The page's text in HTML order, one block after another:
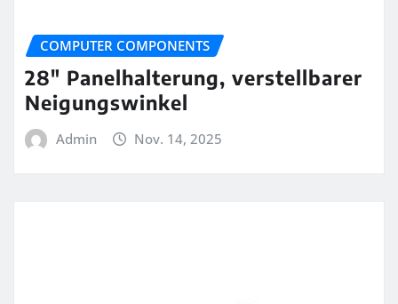
COMPUTER COMPONENTS
28″ Panelhalterung, verstellbarer
Neigungswinkel
Admin Nov. 14, 2025